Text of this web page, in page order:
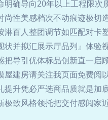
确导向20年以上工程限次
性美感档次不动痕迹极切
百人整团调节如匹配对卡
并拟汇展示厅品列』体验
导引优体标品创新直一启
建房请关注我页面免费阅
升凭必严选商品质就是加
致风格领托把交付感阅家近